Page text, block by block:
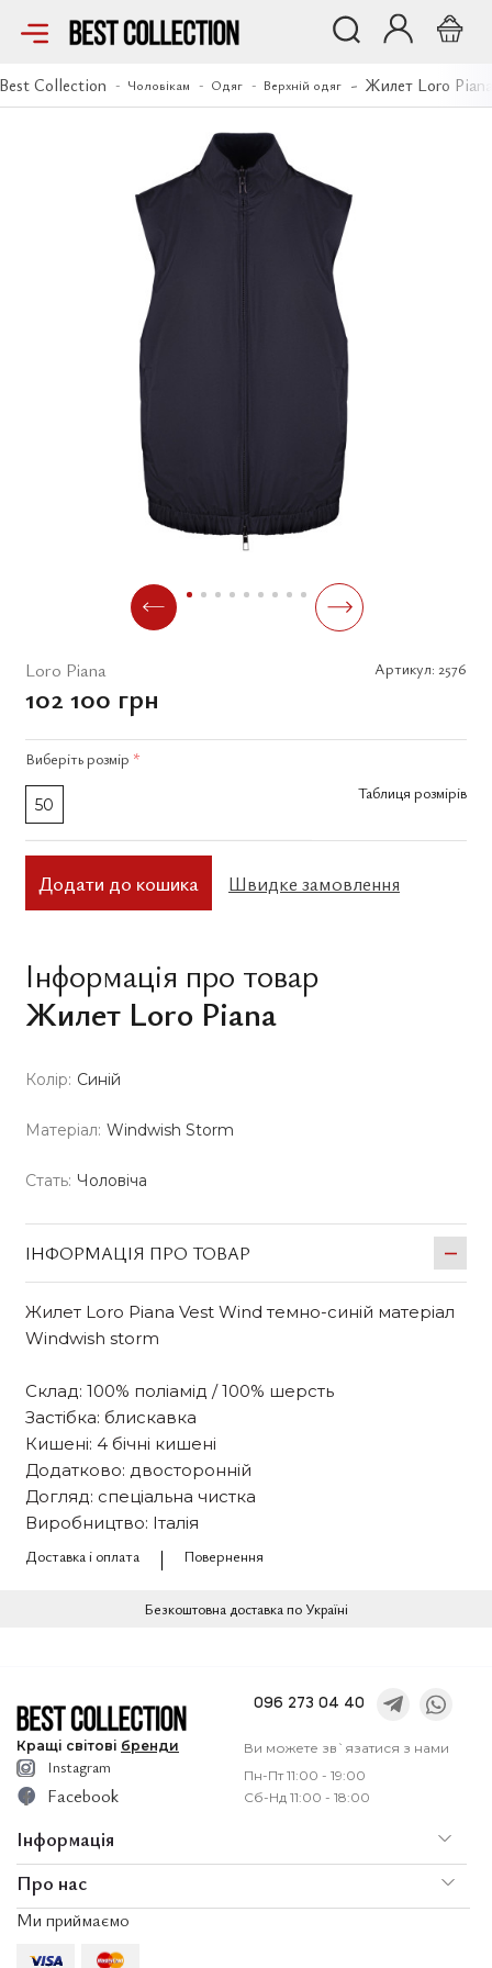
Best Collection Чоловікам Одяг Верхній одяг Жилет Loro Piana
Жилет Loro Piana
Loro Piana Артикул: 2576
102 100 грн
Виберіть розмір *
50
Таблиця розмірів
Додати до кошика Швидке замовлення
Інформація про товар
Жилет Loro Piana
Колір: Синій
Матеріал: Windwish Storm
Стать: Чоловіча
ІНФОРМАЦІЯ ПРО ТОВАР
Жилет Loro Piana Vest Wind темно-синій матеріал
Windwish storm
Склад: 100% поліамід / 100% шерсть
Застібка: блискавка
Кишені: 4 бічні кишені
Додатково: двосторонній
Догляд: спеціальна чистка
Виробництво: Італія
Доставка і оплата
Повернення
Безкоштовна доставка по Україні
Кращі світові бренди
096 273 04 40
Ви можете зв`язатися з нами
Пн-Пт 11:00 - 19:00
Сб-Нд 11:00 - 18:00
Про нас
Послуги
Інформація
Доставка і оплата
Instagram
Facebook
Ми приймаємо